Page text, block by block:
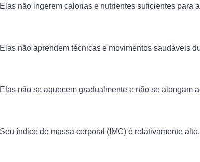
Elas não ingerem calorias e nutrientes suficientes para
Elas não aprendem técnicas e movimentos saudáveis
Elas não se aquecem gradualmente e não se alongam
Seu índice de massa corporal ( IMC) é relativamente